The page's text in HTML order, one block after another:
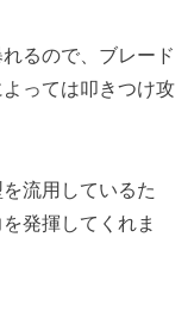
るので、ブレード
っては叩きつけ攻
流用しているた
発揮してくれま